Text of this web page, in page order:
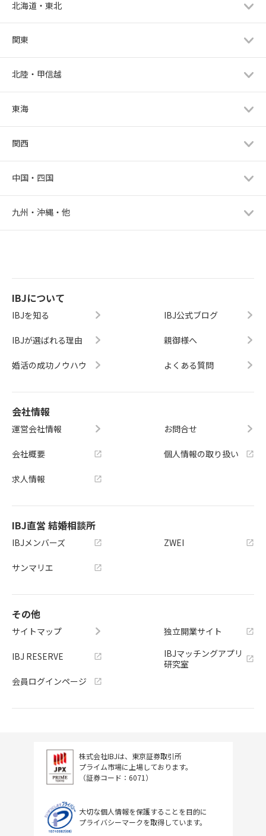
北海道・東北
関東
北陸・甲信越
東海
関西
中国・四国
九州・沖縄・他
IBJについて
IBJを知る
IBJが選ばれる理由
婚活の成功ノウハウ
IBJ公式ブログ
親御様へ
よくある質問
会社情報
運営会社情報
会社概要
求人情報
お問合せ
個人情報の取り扱い
IBJ直営 結婚相談所
IBJメンバーズ
サンマリエ
ZWEI
その他
サイトマップ
IBJ RESERVE
会員ログインページ
独立開業サイト
IBJマッチングアプリ
研究室
株式会社IBJは、東京証券取引所
プライム市場に上場しております。
（証券コード：6071）
大切な個人情報を保護することを目的に
プライバシーマークを取得しています。